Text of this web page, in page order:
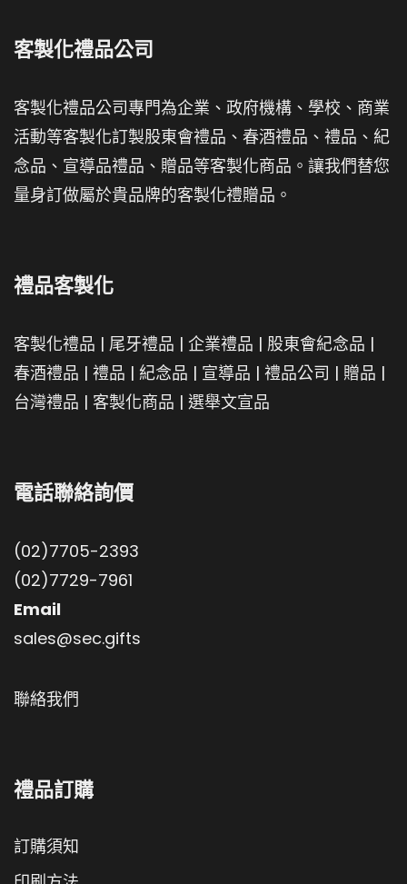
客製化禮品公司
客製化禮品公司專門為企業、政府機構、學校、商業
活動等客製化訂製股東會禮品、春酒禮品、禮品、紀
念品、宣導品禮品、贈品等客製化商品。讓我們替您
量身訂做屬於貴品牌的客製化禮贈品。
禮品客製化
客製化禮品 | 尾牙禮品 | 企業禮品 | 股東會紀念品 |
春酒禮品 | 禮品 | 紀念品 | 宣導品 | 禮品公司 | 贈品 |
台灣禮品 | 客製化商品 | 選舉文宣品
電話聯絡詢價
(02)7705-2393
(02)7729-7961
Email
sales@sec.gifts
聯絡我們
禮品訂購
訂購須知